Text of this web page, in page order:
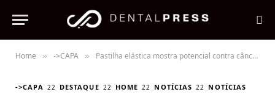
Home » ->CAPA » Pastilha elástica mostra potencial contra câncer bucal
->CAPA DESTAQUE HOME NOTÍCIAS NOTÍCIAS